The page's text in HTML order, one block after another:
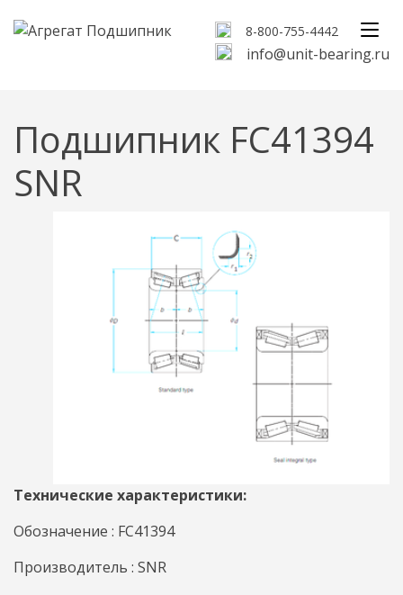
8-800-755-4442
info@unit-bearing.ru
Подшипник FC41394
SNR
Технические характеристики:
Обозначение : FC41394
Производитель : SNR